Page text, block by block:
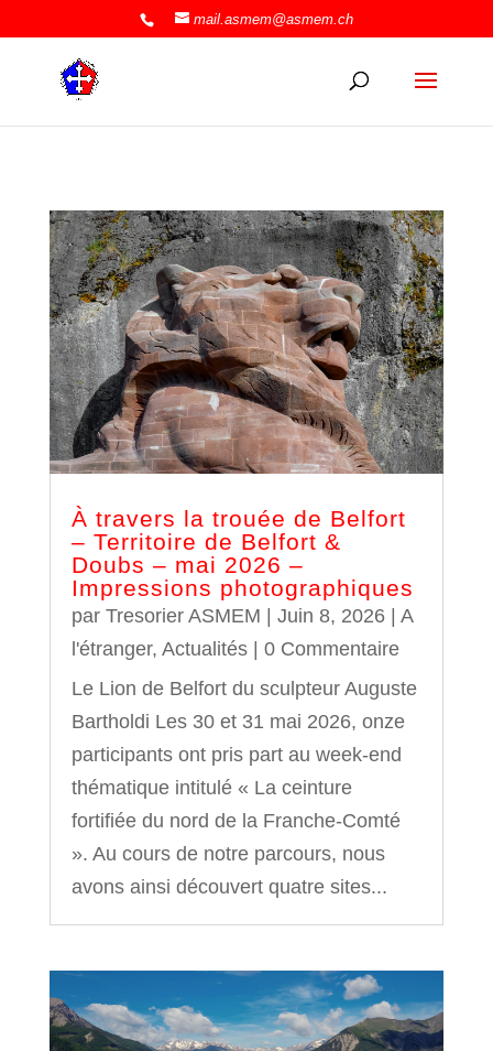
mail.asmem@asmem.ch
À travers la trouée de Belfort
– Territoire de Belfort &
Doubs – mai 2026 –
Impressions photographiques
par Tresorier ASMEM | Juin 8, 2026| A
l'étranger, Actualités| 0 Commentaire
Le Lion de Belfort du sculpteur Auguste
Bartholdi Les 30 et 31 mai 2026, onze
participants ont pris part au week-end
thématique intitulé « La ceinture
fortifiée du nord de la Franche‑Comté
». Au cours de notre parcours, nous
avons ainsi découvert quatre sites...